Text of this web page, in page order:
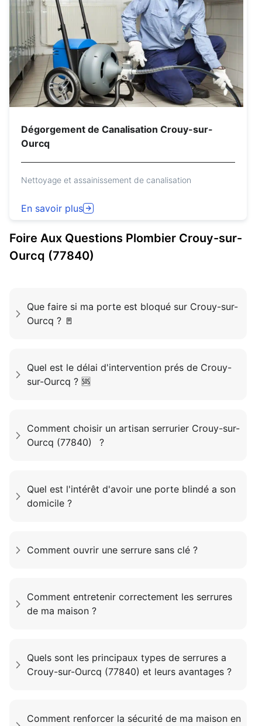
Dégorgement de Canalisation Crouy-sur-
Ourcq
Nettoyage et assainissement de canalisation
En savoir plus
Foire Aux Questions Plombier Crouy-sur-
Ourcq (77840)
Que faire si ma porte est bloqué sur Crouy-sur-
Ourcq ? 🚪
Quel est le délai d'intervention prés de Crouy-
sur-Ourcq ? 🆘
Comment choisir un artisan serrurier Crouy-sur-
Ourcq (77840) ?
Quel est l'intérêt d'avoir une porte blindé a son
domicile ?
Comment ouvrir une serrure sans clé ?
Comment entretenir correctement les serrures
de ma maison ?
Quels sont les principaux types de serrures a
Crouy-sur-Ourcq (77840) et leurs avantages ?
Comment renforcer la sécurité de ma maison en